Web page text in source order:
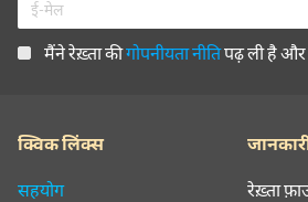
मैंने रेख़्ता कीगोपनीयता नीतिपढ़ ली है
क्विक लिंक्स
सहयोग रेख़्ता